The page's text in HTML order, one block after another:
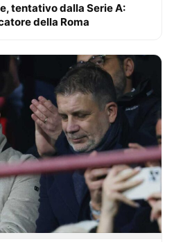
tentativo dalla Serie A:
della Roma